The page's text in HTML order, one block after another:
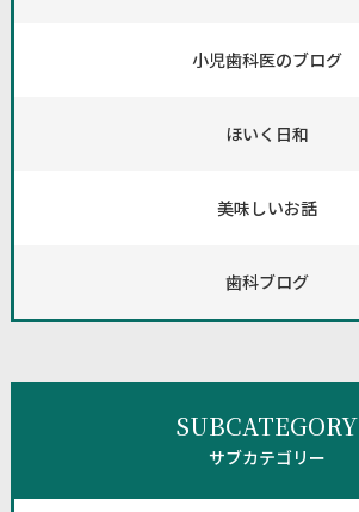
小児歯科医のブログ
ほいく日和
美味しいお話
歯科ブログ
SUBCATEGORY
サブカテゴリー